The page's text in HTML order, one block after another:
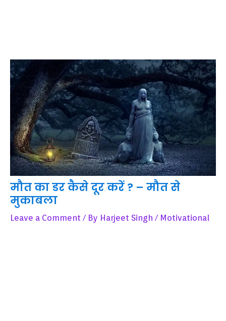
मौत का डर कैसे दूर करें ? – मौत से
मुकाबला
Leave a Comment / By Harjeet Singh / Motivational